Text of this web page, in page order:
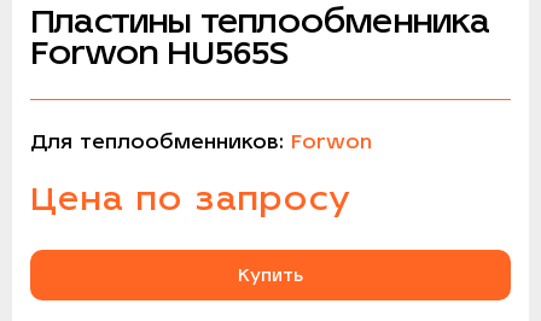
Пластины теплообменника
Forwon HU565S
Для теплообменников: Forwon
Цена по запросу
Купить